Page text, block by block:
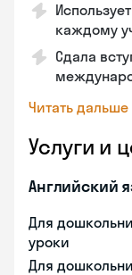
каждому
Сдала
Читать дальше
Услуги и
Английский
Для
уроки
Для